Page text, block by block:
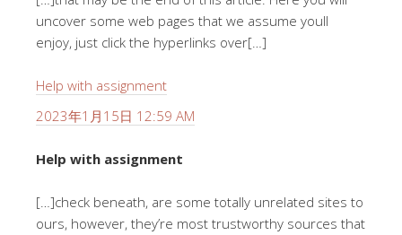
uncover some web pages that we assume youll
enjoy, just click the hyperlinks over[…]
Help with assignment
2023年1月15日 12:59 AM
Help with assignment
[…]check beneath, are some totally unrelated sites to
ours, however, they’re most trustworthy sources that